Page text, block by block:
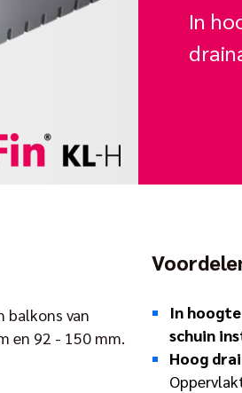
In
balkons van
en 92 - 150 mm.
In
schuin
Hoog